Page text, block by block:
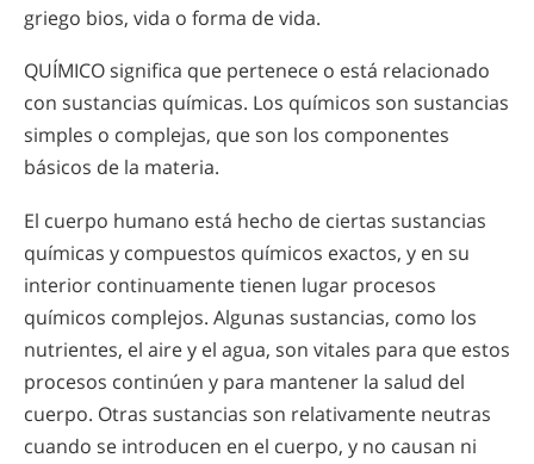
griego bios, vida o forma de vida.
QUÍMICO significa que pertenece o está relacionado
con sustancias químicas. Los químicos son sustancias
simples o complejas, que son los componentes
básicos de la materia.
El cuerpo humano está hecho de ciertas sustancias
químicas y compuestos químicos exactos, y en su
interior continuamente tienen lugar procesos
químicos complejos. Algunas sustancias, como los
nutrientes, el aire y el agua, son vitales para que estos
procesos continúen y para mantener la salud del
cuerpo. Otras sustancias son relativamente neutras
cuando se introducen en el cuerpo, y no causan ni